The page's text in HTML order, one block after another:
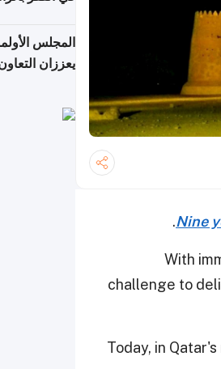
Nine
.
With
challenge to
Today, in
يعززان